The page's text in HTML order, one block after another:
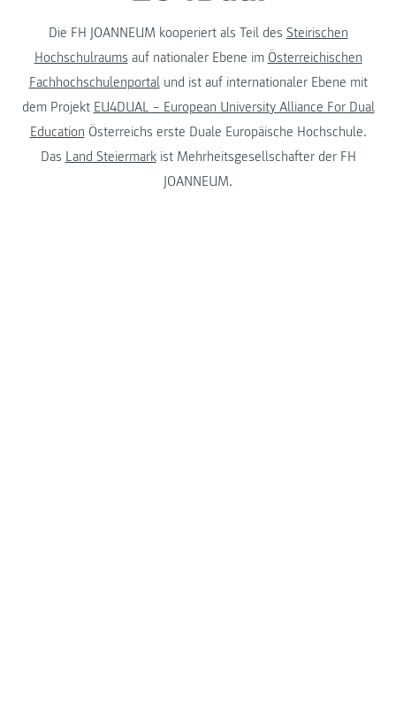
Die FH JOANNEUM kooperiert als Teil des Steirischen
Hochschulraums auf nationaler Ebene im Österreichischen
Fachhochschulenportalund ist auf internationaler Ebene mit
dem Projekt EU4DUAL – European University Alliance For Dual
Education Österreichs erste Duale Europäische Hochschule.
Das Land Steiermarkist Mehrheitsgesellschafter der FH
JOANNEUM.